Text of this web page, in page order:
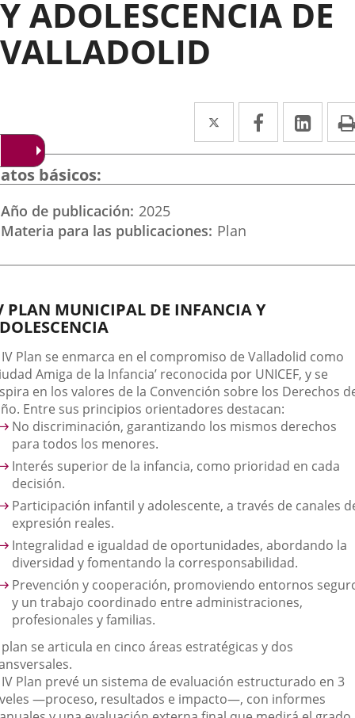
Y ADOLESCENCIA DE
VALLADOLID
Twitter
Enlace
a
externa.
Facebook
Enlace
a
a
básicos
Año de publicación 2025
Materia para las publicaciones Plan
PLAN MUNICIPAL DE INFANCIA Y
IV Plan se enmarca en el compromiso de Valladolid como
Amiga de la Infancia’ reconocida por UNICEF, y se
en los valores de la Convención sobre los Derechos
Entre sus principios orientadores destacan:
No discriminación, garantizando los mismos derechos
para todos los menores.
Interés superior de la infancia, como prioridad en cada
decisión.
Participación infantil y adolescente, a través de canales
expresión reales.
Integralidad e igualdad de oportunidades, abordando la
diversidad y fomentando la corresponsabilidad.
Prevención y cooperación, promoviendo entornos
y un trabajo coordinado entre administraciones,
profesionales y familias.
plan se articula en cinco áreas estratégicas y dos
IV Plan prevé un sistema de evaluación estructurado en 3
—proceso, resultados e impacto—, con informes